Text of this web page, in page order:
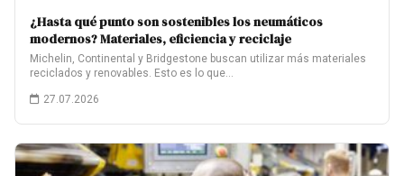
¿Hasta qué punto son sostenibles los neumáticos
modernos? Materiales, eficiencia y reciclaje
Michelin, Continental y Bridgestone buscan utilizar más materiales
reciclados y renovables. Esto es lo que…
27.07.2026